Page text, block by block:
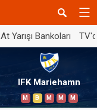
At Yarışı Bankoları
IFK Mariehamn
M B M M M